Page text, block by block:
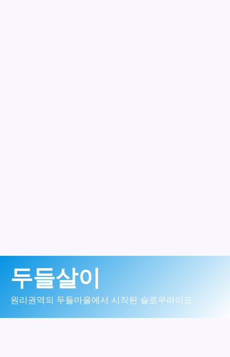
로
두들살이
원리권역의 두들마을에서 시작된 슬로우라이프.